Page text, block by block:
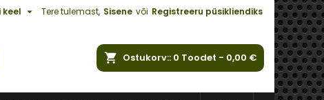
Tere tulemast, Sisene või Registreeru püsikliendiks
keel 
Ostukorv: 0 Toodet - 0,00 €